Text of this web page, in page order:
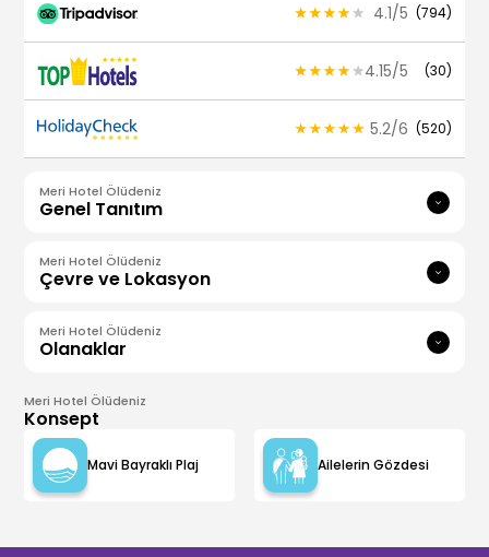
4.1/5 (794)
4.15/5 (30)
5.2/6 (520)
Meri Hotel Ölüdeniz
Genel Tanıtım
Meri Hotel Ölüdeniz
Çevre ve Lokasyon
Meri Hotel Ölüdeniz
Olanaklar
Meri Hotel Ölüdeniz
Konsept
Mavi Bayraklı Plaj Ailelerin Gözdesi